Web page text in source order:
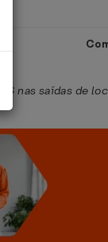
nas saídas de